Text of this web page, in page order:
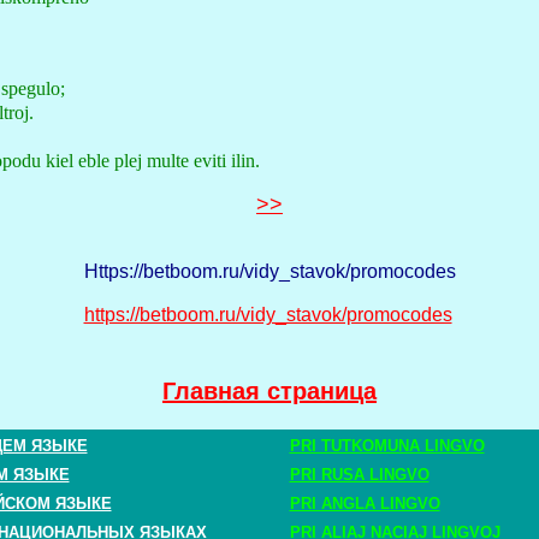
kiel eble plej multe eviti ilin.
>>
Https://betboom.ru/vidy_stavok/promocodes
https://betboom.ru/vidy_stavok/promocodes
Главная страница
ЯЗЫКЕ
PRI TUTKOMUNA LINGVO
ЯЗЫКЕ
PRI RUSA LINGVO
ЯЗЫКЕ
PRI ANGLA LINGVO
ЯЗЫКАХ
PRI ALIAJ NACIAJ LINGVOJ